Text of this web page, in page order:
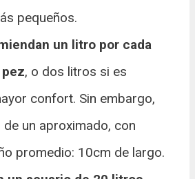
pequeños.
un litro por cada
, o dos litros si es
confort. Sin embargo,
un aproximado, con
promedio: 10cm de largo.